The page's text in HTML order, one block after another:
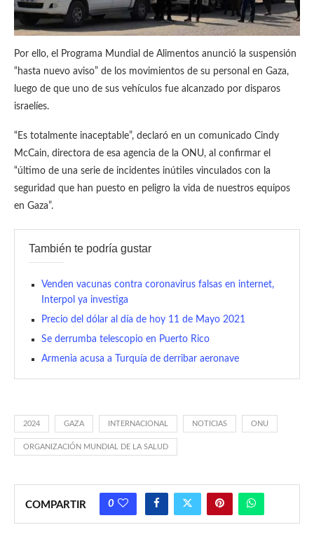
Por ello, el Programa Mundial de Alimentos anunció la suspensión
“hasta nuevo aviso” de los movimientos de su personal en Gaza,
luego de que uno de sus vehículos fue alcanzado por disparos
israelíes.
“Es totalmente inaceptable”, declaró en un comunicado Cindy
McCain, directora de esa agencia de la ONU, al confirmar el
“último de una serie de incidentes inútiles vinculados con la
seguridad que han puesto en peligro la vida de nuestros equipos
en Gaza”.
También te podría gustar
Venden vacunas contra coronavirus falsas en internet,
Interpol ya investiga
Precio del dólar al día de hoy 11 de Mayo 2021
Se derrumba telescopio en Puerto Rico
Armenia acusa a Turquía de derribar aeronave
2024 GAZA INTERNACIONAL NOTICIAS ONU
ORGANIZACIÓN MUNDIAL DE LA SALUD
COMPARTIR 0